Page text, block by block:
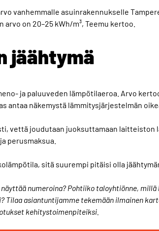
vanhemmalle asuinrakennukselle
on 20–25 kWh/m³, Teemu kertoo.
jäähtymä
ja paluuveden lämpötilaeroa. Arvo
antaa näkemystä lämmitysjärjestelmän
vettä joudutaan juoksuttamaan laitteiston
ja perusmaksua.
sitä suurempi pitäisi olla
numeroina? Pohtiiko taloyhtiönne,
Tilaa asiantuntijamme tekemään ilmainen
kehitystoimenpiteiksi.